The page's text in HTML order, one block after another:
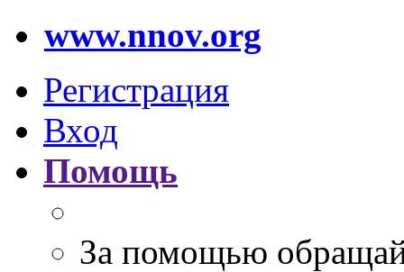
www.nnov.org
Регистрация
Вход
Помощь
За помощью